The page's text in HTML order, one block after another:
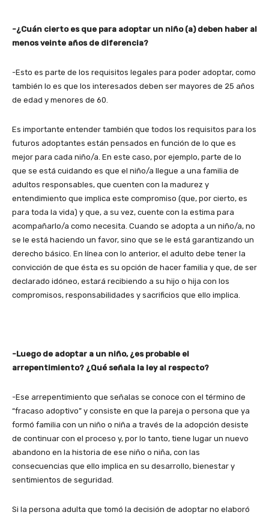
-¿Cuán cierto es que para adoptar un niño (a) deben haber al
menos veinte años de diferencia?
-Esto es parte de los requisitos legales para poder adoptar, como
también lo es que los interesados deben ser mayores de 25 años
de edad y menores de 60.
Es importante entender también que todos los requisitos para los
futuros adoptantes están pensados en función de lo que es
mejor para cada niño/a. En este caso, por ejemplo, parte de lo
que se está cuidando es que el niño/a llegue a una familia de
adultos responsables, que cuenten con la madurez y
entendimiento que implica este compromiso (que, por cierto, es
para toda la vida) y que, a su vez, cuente con la estima para
acompañarlo/a como necesita. Cuando se adopta a un niño/a, no
se le está haciendo un favor, sino que se le está garantizando un
derecho básico. En línea con lo anterior, el adulto debe tener la
convicción de que ésta es su opción de hacer familia y que, de ser
declarado idóneo, estará recibiendo a su hijo o hija con los
compromisos, responsabilidades y sacrificios que ello implica.
-Luego de adoptar a un niño, ¿es probable el
arrepentimiento? ¿Qué señala la ley al respecto?
-Ese arrepentimiento que señalas se conoce con el término de
“fracaso adoptivo” y consiste en que la pareja o persona que ya
formó familia con un niño o niña a través de la adopción desiste
de continuar con el proceso y, por lo tanto, tiene lugar un nuevo
abandono en la historia de ese niño o niña, con las
consecuencias que ello implica en su desarrollo, bienestar y
sentimientos de seguridad.
Si la persona adulta que tomó la decisión de adoptar no elaboró